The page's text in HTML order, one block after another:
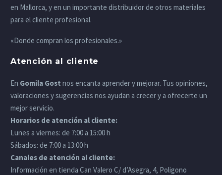
en Mallorca, y en un importante distribuidor de otros materiales
para el cliente profesional.
«Donde compran los profesionales.»
Atención al cliente
En Gomila Gost nos encanta aprender y mejorar. Tus opiniones,
valoraciones y sugerencias nos ayudan a crecer y a ofrecerte un
mejor servicio.
Horarios de atención al cliente:
Lunes a viernes: de 7:00 a 15:00 h
Sábados: de 7:00 a 13:00 h
Canales de atención al cliente:
Información en tienda Can Valero C/ d’Asegra, 4, Poligono